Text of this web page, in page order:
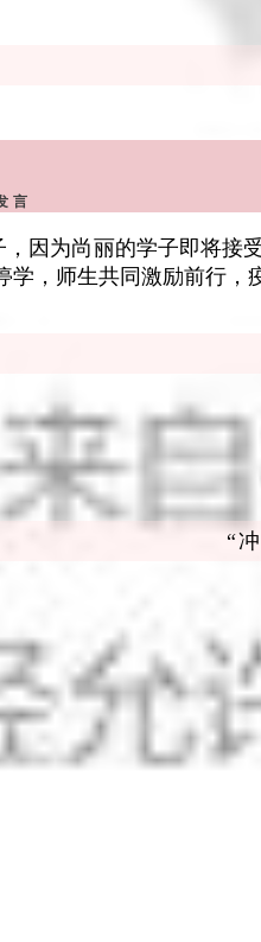
言
为尚丽的学子即将接
，师生共同激励前行
“